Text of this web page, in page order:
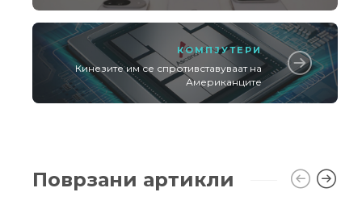
КОМПЈУТЕРИ
Кинезите им се спротивставуваат на
Американците
Поврзани артикли